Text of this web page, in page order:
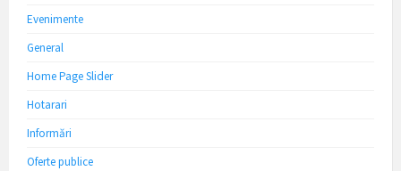
Evenimente
General
Home Page Slider
Hotarari
Informări
Oferte publice